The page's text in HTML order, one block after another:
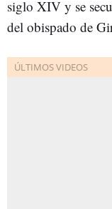
siglo XIV y se
del obispado de